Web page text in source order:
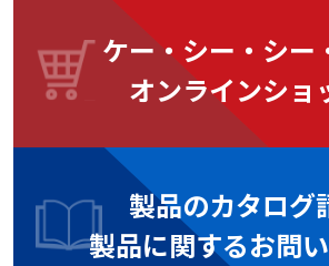
ケー・シー・シー
オンラインショ
製品のカタログ
製品に関するお問